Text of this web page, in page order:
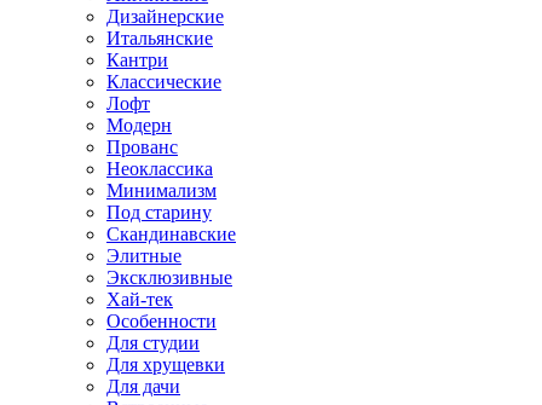
Дизайнерские
Итальянские
Кантри
Классические
Лофт
Модерн
Прованс
Неоклассика
Минимализм
Под старину
Скандинавские
Элитные
Эксклюзивные
Хай-тек
Особенности
Для студии
Для хрущевки
Для дачи